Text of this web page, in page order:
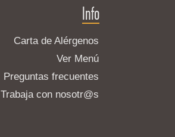
Info
Carta de Alérgenos
Ver Menú
Preguntas frecuentes
Trabaja con nosotr@s